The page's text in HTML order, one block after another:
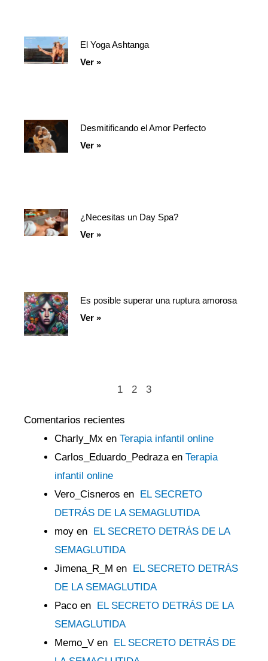
El Yoga Ashtanga
Ver »
Desmitificando el Amor Perfecto
Ver »
¿Necesitas un Day Spa?
Ver »
Es posible superar una ruptura amorosa
Ver »
1 2 3
Comentarios recientes
Charly_Mx en Terapia infantil online
Carlos_Eduardo_Pedrazaen Terapia
infantil online
Vero_Cisneros en EL SECRETO
DETRÁS DE LA SEMAGLUTIDA
moy en EL SECRETO DETRÁS DE LA
SEMAGLUTIDA
Jimena_R_M en EL SECRETO DETRÁS
DE LA SEMAGLUTIDA
Paco en EL SECRETO DETRÁS DE LA
SEMAGLUTIDA
Memo_V en EL SECRETO DETRÁS DE